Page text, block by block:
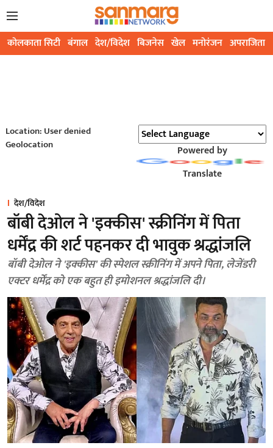
कोलकाता सिटी बंगाल देश/विदेश बिजनेस खेल मनोरंजन अपराजिता
Location: User denied
Geolocation
Powered by
Translate
देश/विदेश
बॉबी देओल ने 'इक्कीस' स्क्रीनिंग में पिता
धर्मेंद्र की शर्ट पहनकर दी भावुक श्रद्धांजलि
बॉबी देओल ने 'इक्कीस' की स्पेशल स्क्रीनिंग में अपने पिता, लेजेंडरी
एक्टर धर्मेंद्र को एक बहुत ही इमोशनल श्रद्धांजलि दी।